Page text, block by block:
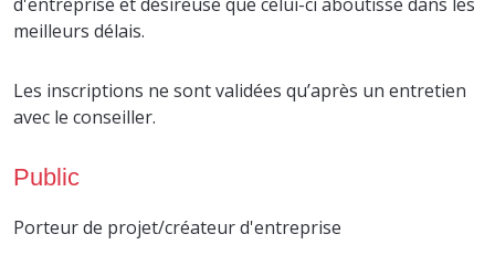
meilleurs délais.
Les inscriptions ne sont validées qu’après un entretien
avec le conseiller.
Public
Porteur de projet/créateur d'entreprise